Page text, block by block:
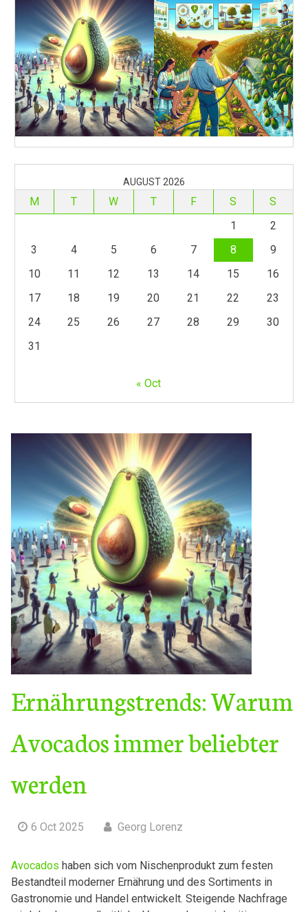
AUGUST 2026
M T W T F S
S
1
2
3
4 5 6 7 8
9
10
11 12 13 14 15
16
17
18 19 20 21 22
23
24
25 26 27 28 29
30
31
« Oct
Ernährungstrends: Warum
Avocados immer beliebter
werden
6 Oct 2025 Georg Lorenz
Avocados haben sich vom Nischenprodukt zum festen
Bestandteil moderner Ernährung und des Sortiments in
Gastronomie und Handel entwickelt. Steigende Nachfrage